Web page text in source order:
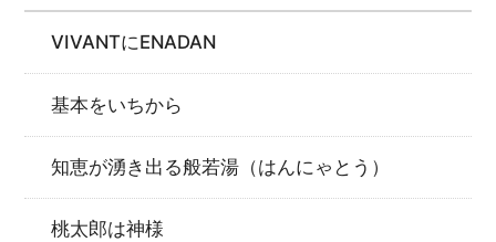
VIVANTにENADAN
基本をいちから
知恵が湧き出る般若湯（はんにゃとう）
桃太郎は神様